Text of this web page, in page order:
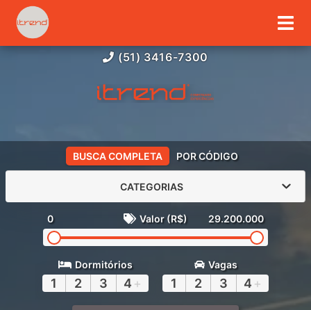
(51) 3416-7300
BUSCA COMPLETA POR CÓDIGO
CATEGORIAS
0 Valor (R$) 29.200.000
Dormitórios
1 2 3 4 +
Vagas
1 2 3 4 +